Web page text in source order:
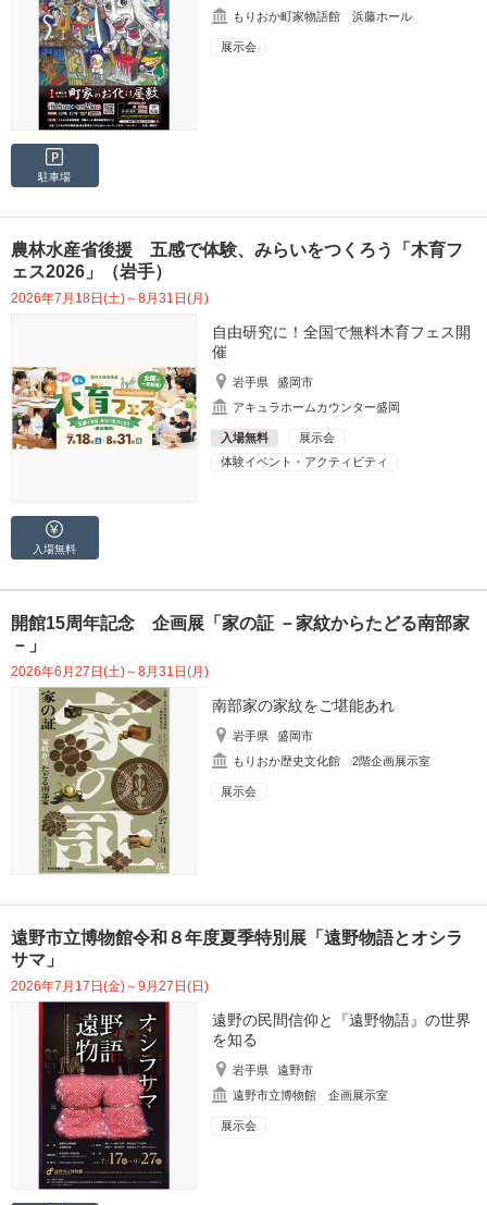
もりおか町家物語館 浜藤ホール
展示会
駐車場
農林水産省後援 五感で体験、みらいをつくろう「木育フ
ェス2026」（岩手）
2026年7月18日(土)～8月31日(月)
自由研究に！全国で無料木育フェス開
催
岩手県
盛岡市
アキュラホームカウンター盛岡
入場無料
展示会
体験イベント・アクティビティ
入場無料
開館15周年記念 企画展「家の証 －家紋からたどる南部家
－」
2026年6月27日(土)～8月31日(月)
南部家の家紋をご堪能あれ
岩手県
盛岡市
もりおか歴史文化館 2階企画展示室
展示会
遠野市立博物館令和８年度夏季特別展「遠野物語とオシラ
サマ」
2026年7月17日(金)～9月27日(日)
遠野の民間信仰と『遠野物語』の世界
を知る
岩手県
遠野市
遠野市立博物館 企画展示室
展示会